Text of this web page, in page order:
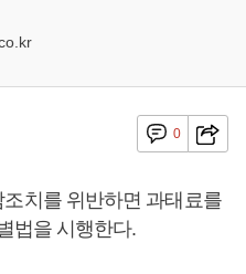
0
치를 위반하면 과태료를
법을 시행한다.